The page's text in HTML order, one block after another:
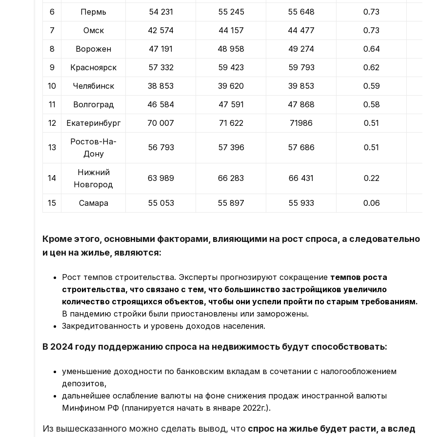
6
Пермь 54 231 55 245 55 648 0.73
7
Омск 42 574 44 157 44 477 0.73
8
Ворожен 47 191 48 958 49 274 0.64
9
Красноярск 57 332 59 423 59 793 0.62
10
Челябинск 38 853 39 620 39 853 0.59
11
Волгоград 46 584 47 591 47 868 0.58
12
Екатеринбург 70 007 71 622 71986 0.51
13
Pостов-На-
Дону
56 793 57 396 57 686 0.51
14
Нижний
Новгород
63 989 66 283 66 431 0.22
15 Самара 55 053 55 897 55 933 0.06
Кроме этого, основными факторами, влияющими на рост спроса, а следовательно
и цен на жилье, являются:
Рост темпов строительства. Эксперты прогнозируют сокращение темпов роста
строительства, что связано с тем, что большинство застройщиков увеличило
количество строящихся объектов, чтобы они успели пройти по старым требованиям.
В пандемию стройки были приостановлены или заморожены.
Закредитованность и уровень доходов населения.
В 2024 году поддержанию спроса на недвижимость будут способствовать:
уменьшение доходности по банковским вкладам в сочетании с налогообложением
депозитов,
дальнейшее ослабление валюты на фоне снижения продаж иностранной валюты
Минфином РФ (планируется начать в январе 2022г.).
Из вышесказанного можно сделать вывод, что спрос на жилье будет расти, а вслед